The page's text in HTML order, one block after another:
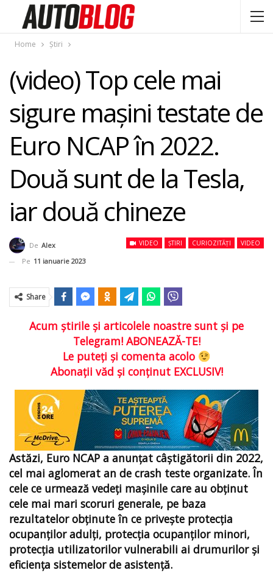
Home Știri
(video) Top cele mai
sigure maşini testate de
Euro NCAP în 2022.
Două sunt de la Tesla,
iar două chineze
VIDEO ȘTIRI CURIOZITĂȚI VIDEO
De Alex
Pe 11 ianuarie 2023
Share
Acum ştirile şi articolele noastre sunt şi pe
Telegram! ABONEAZĂ-TE!
Le puteţi şi comenta acolo
Abonaţii văd şi conţinut EXCLUSIV!
Astăzi, Euro NCAP a anunţat câștigătorii din 2022,
cel mai aglomerat an de crash teste organizate. În
cele ce urmează vedeţi mașinile care au obținut
cele mai mari scoruri generale, pe baza
rezultatelor obţinute în ce priveşte protecția
ocupanților adulți, protecția ocupanților minori,
protecția utilizatorilor vulnerabili ai drumurilor și
eficienţa sistemelor de asistenţă.